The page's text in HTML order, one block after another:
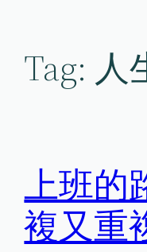
Tag: 人
上班的
複又重